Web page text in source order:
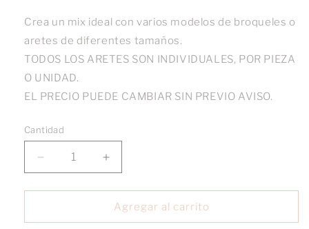
Crea un mix ideal con varios modelos de broqueles o
aretes de diferentes tamaños.
TODOS LOS ARETES SON INDIVIDUALES, POR PIEZA
O UNIDAD.
EL PRECIO PUEDE CAMBIAR SIN PREVIO AVISO.
Cantidad
Reducir
cantidad
para
Avión
Aumentar
cantidad
para
Broquel
Avión
Agregar al carrito